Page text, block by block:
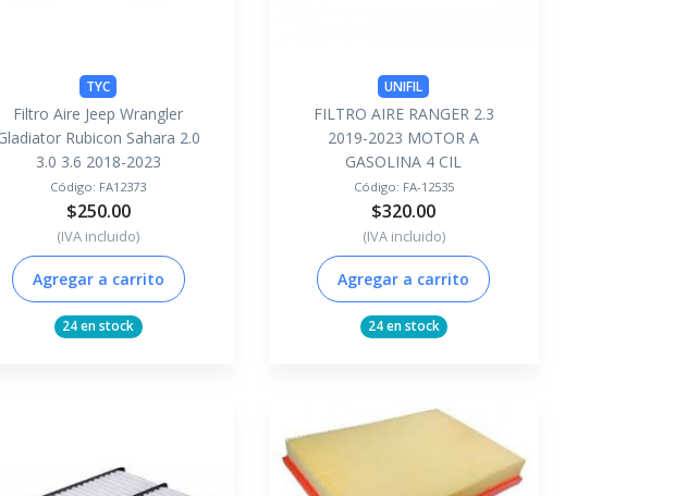
TYC
Filtro Aire Jeep Wrangler
Rubicon Sahara 2.0
3.0 3.6 2018-2023
Código: FA12373
$250.00
(IVA incluido)
Agregar a carrito
24 en stock
UNIFIL
FILTRO AIRE RANGER 2.3
2019-2023 MOTOR A
GASOLINA 4 CIL
Código: FA-12535
$320.00
(IVA incluido)
Agregar a carrito
24 en stock